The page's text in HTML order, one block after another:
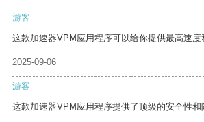
游客
这款加速器VPM应用程序可以给你提供最高速度
2025-09-06
游客
这款加速器VPM应用程序提供了顶级的安全性和